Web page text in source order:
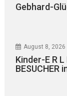
Gebhard-
August 8, 2026
Kinder-E R
BESUCHER